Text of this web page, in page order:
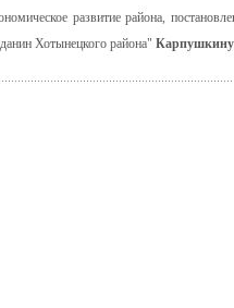
развитие района,
Хотынецкого района" Карпушкину